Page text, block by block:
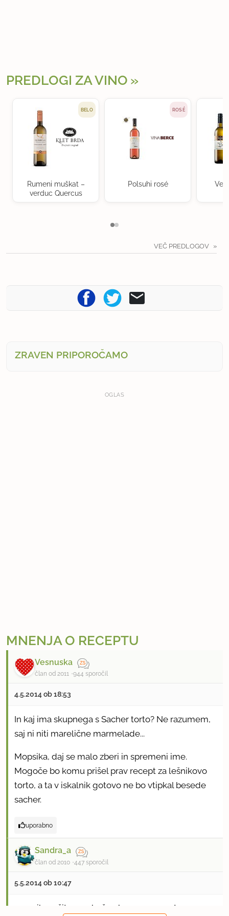
PREDLOGI ZA VINO
BELO
Rumeni muškat –
verduc Quercus
ROSÉ
Polsuhi rosé
VEČ PREDLOGOV
ZRAVEN PRIPOROČAMO
OGLAS
MNENJA O RECEPTU
Vesnuska
član od 2011 944 sporočil
4.5.2014 ob 18:53
In kaj ima skupnega s Sacher torto? Ne razumem,
saj ni niti marelične marmelade...
Mopsika, daj se malo zberi in spremeni ime.
Mogoče bo komu prišel prav recept za lešnikovo
torto, a ta v iskalnik gotovo ne bo vtipkal besede
sacher.
uporabno
Sandra_a
član od 2010 447 sporočil
5.5.2014 ob 10:47
mopsika, očitno ne boš nobenega recepta prav